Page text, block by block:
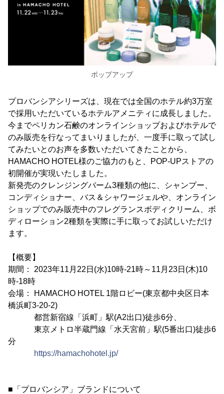
ポップアップ
プロバンシアシリーズは、現在では全国のホテル約3万室
で採用いただいているホテルアメニティに成長しました。
今までペリカン石鹸のオンラインショップおよびホテルで
のみ販売を行なってまいりましたが、一度手に取って試し
てみたいとのお声を多数いただいてきたことから、
HAMACHO HOTEL様のご協力のもと、POP-UPストアの
初開催が実現いたしました。
新発売のクレンジングバーム3種類の他に、シャンプー、
コンディショナー、バス＆シャワージェルや、オンライン
ショップでのみ販売中のフレグランスボディクリーム、ボ
ディローション2種類を実際に手に取ってお試しいただけ
ます。
【概要】
期間： 2023年11月22日(水)10時-21時～11月23日(木)10
時-18時
会場： HAMACHO HOTEL 1階ロビー(東京都中央区日本
橋浜町3-20-2)
都営新宿線「浜町」駅(A2出口)徒歩6分、
東京メトロ半蔵門線「水天宮前」駅(5番出口)徒歩6
分
https://hamachohotel.jp/
■「プロバンシア」ブランドについて